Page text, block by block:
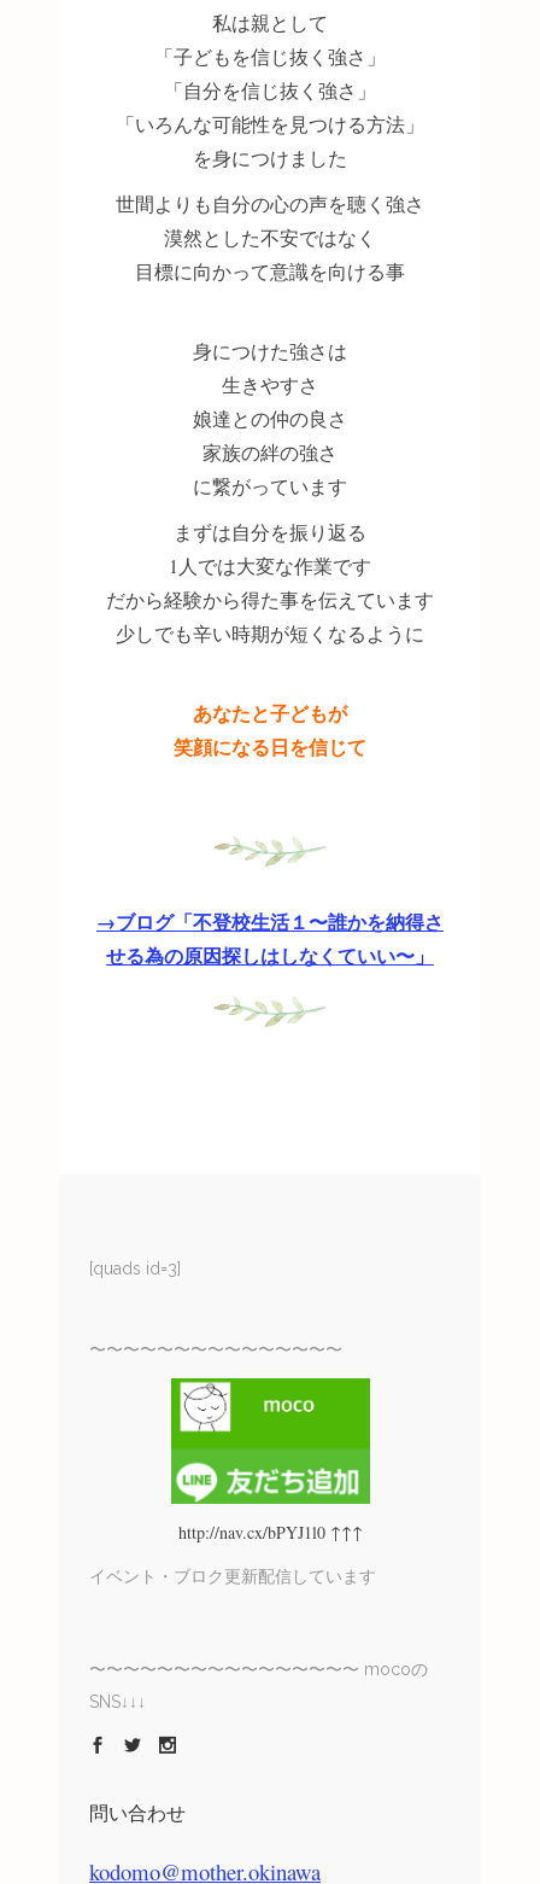
私は親として
「子どもを信じ抜く強さ」
「自分を信じ抜く強さ」
「いろんな可能性を見つける方法」
を身につけました
世間よりも自分の心の声を聴く強さ
漠然とした不安ではなく
目標に向かって意識を向ける事
身につけた強さは
生きやすさ
娘達との仲の良さ
家族の絆の強さ
に繋がっています
まずは自分を振り返る
1人では大変な作業です
だから経験から得た事を伝えています
少しでも辛い時期が短くなるように
あなたと子どもが
笑顔になる日を信じて
→ブログ「不登校生活１〜誰かを納得さ
せる為の原因探しはしなくていい〜」
[quads id=3]
〜〜〜〜〜〜〜〜〜〜〜〜〜〜〜
http://nav.cx/bPYJ1l0 ↑↑↑
イベント・ブロク更新配信しています
〜〜〜〜〜〜〜〜〜〜〜〜〜〜〜〜 mocoの
SNS↓↓↓
問い合わせ
kodomo@mother.okinawa